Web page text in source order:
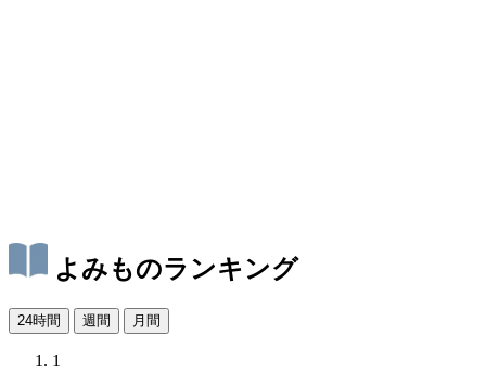
よみものランキング
24時間 週間 月間
1